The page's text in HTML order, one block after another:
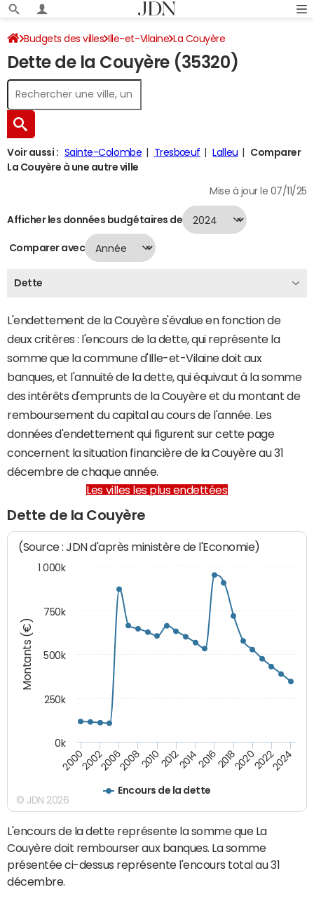
Budgets des villes Ille-et-Vilaine La Couyère
Dette au 31/12/2024
Dette de la Couyère (35320)
Voir aussi : Sainte-Colombe Tresbœuf Lalleu
Comparer
La Couyère à une autre ville
Mise à jour le 07/11/25
Afficher les données budgétaires de
Comparer avec
Dette
L'endettement de la Couyère s'évalue en fonction de
deux critères : l'encours de la dette, qui représente la
somme que la commune d'Ille-et-Vilaine doit aux
banques, et l'annuité de la dette, qui équivaut à la somme
des intérêts d'emprunts de la Couyère et du montant de
remboursement du capital au cours de l'année. Les
données d'endettement qui figurent sur cette page
concernent la situation financière de la Couyère au 31
décembre de chaque année.
Les villes les plus endettées
Dette de la Couyère
Montants (€)
(Source : JDN d'après ministère de l'Economie)
Encours de la dette
200020022006200820102012201420162018202020222024
0k
250k
500k
750k
1 000k
© JDN 2026
L'encours de la dette représente la somme que La
Couyère doit rembourser aux banques. La somme
présentée ci-dessus représente l'encours total au 31
décembre.